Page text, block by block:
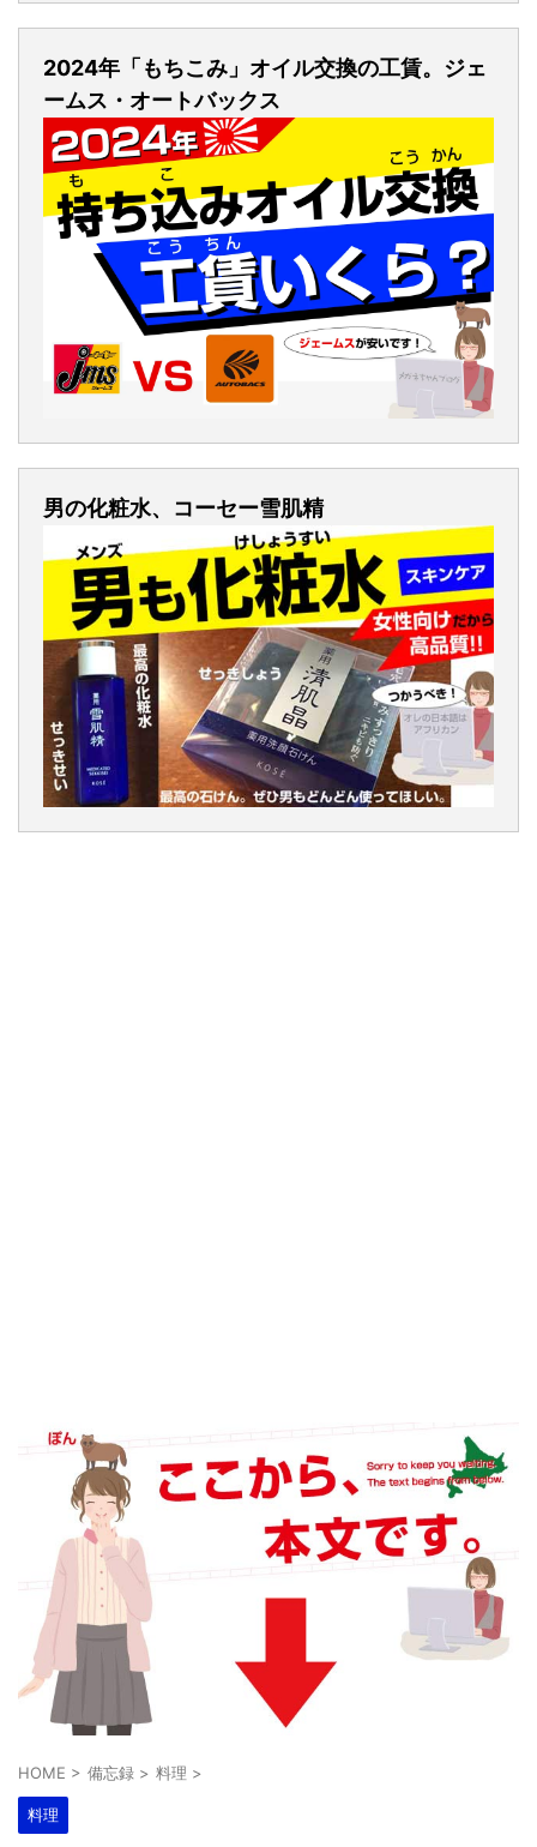
2024年「もちこみ」オイル交換の工賃。ジェ
ームス・オートバックス
男の化粧水、コーセー雪肌精
HOME > 備忘録 > 料理 >
料理